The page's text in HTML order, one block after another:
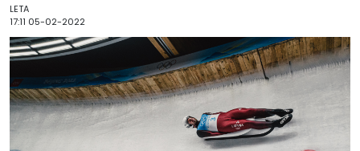
LETA
17:11 05-02-2022